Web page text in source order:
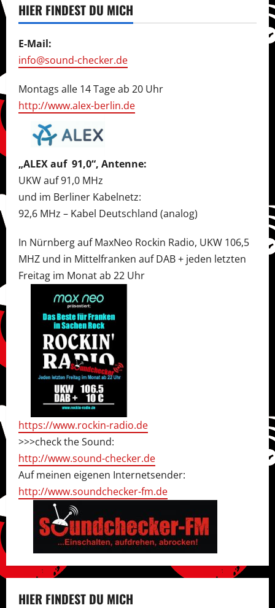
HIER FINDEST DU MICH
E-Mail:
info@sound-checker.de
Montags alle 14 Tage ab 20 Uhr
http://www.alex-berlin.de
„ALEX auf 91,0“, Antenne:
UKW auf 91,0 MHz
und im Berliner Kabelnetz:
92,6 MHz – Kabel Deutschland (analog)
In Nürnberg auf MaxNeo Rockin Radio, UKW 106,5
MHZ und in Mittelfranken auf DAB + jeden letzten
Freitag im Monat ab 22 Uhr
https://www.rockin-radio.de
>>>check the Sound:
http://www.sound-checker.de
Auf meinen eigenen Internetsender:
http://www.soundchecker-fm.de
HIER FINDEST DU MICH